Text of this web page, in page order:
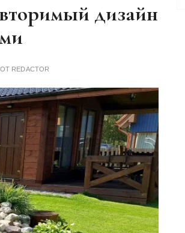
дизайн
ОТ REDACTOR